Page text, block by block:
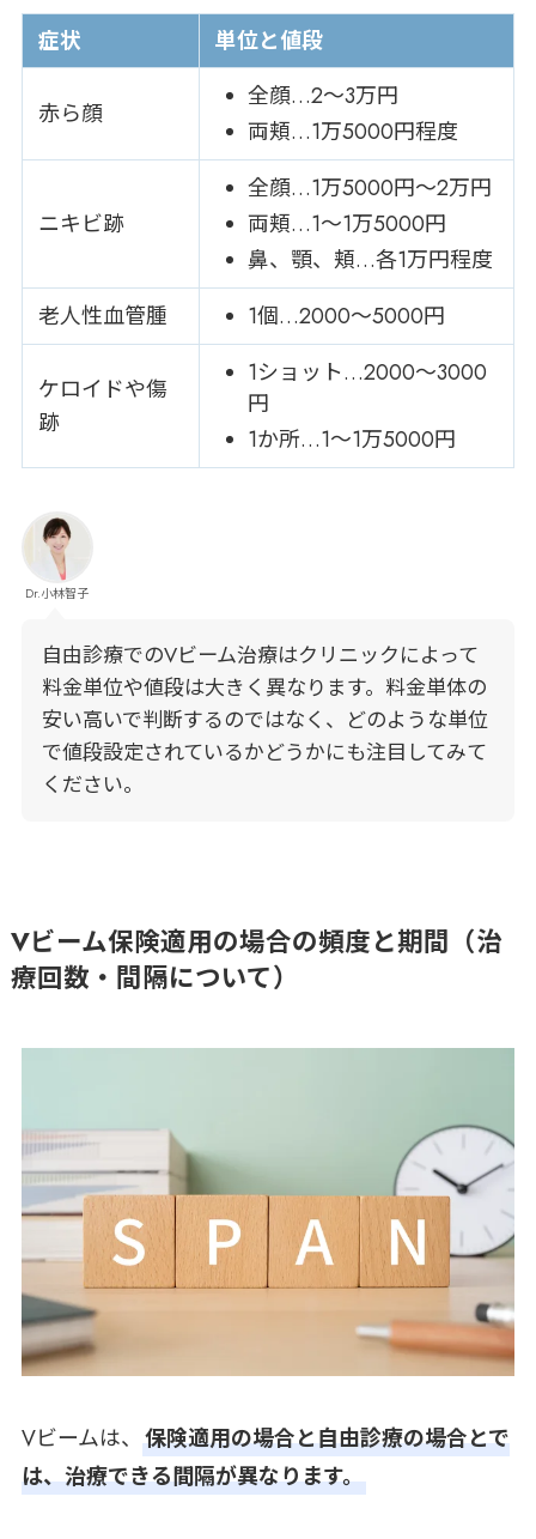
症状 単位と値段
赤ら顔
全顔…2～3万円
両頬…1万5000円程度
ニキビ跡
全顔…1万5000円～2万円
両頬…1～1万5000円
鼻、顎、頬…各1万円程度
老人性血管腫
1個…2000～5000円
ケロイドや傷
跡
1ショット…2000～3000
円
1か所…1～1万5000円
Dr.小林智子
自由診療でのVビーム治療はクリニックによって
料金単位や値段は大きく異なります。料金単体の
安い高いで判断するのではなく、どのような単位
で値段設定されているかどうかにも注目してみて
ください。
Vビーム保険適用の場合の頻度と期間（治
療回数・間隔について）
Vビームは、 保険適用の場合と自由診療の場合とで
は、治療できる間隔が異なります。